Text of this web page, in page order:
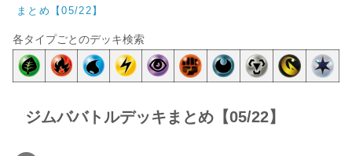
まとめ【05/22】
各タイプごとのデッキ検索
ジムババトルデッキまとめ【05/22】